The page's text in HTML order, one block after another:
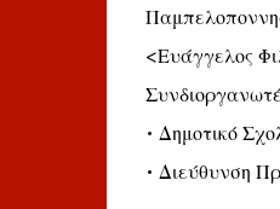
<Ευάγγελος
• Δημοτικό
• Διεύθυνση